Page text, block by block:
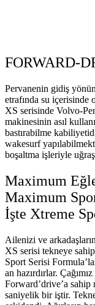
FORWARD-
Pervanenin gidiş
etrafında su
XS serisinde Volvo-
makinesinin asıl
bastırabilme
wakesurf
boşaltma işleriyle
Maximum
Maximum
İşte Xtreme
Ailenizi ve
XS serisi tekneye
Sport Serisi
an hazırdırlar.
Forward’drive’a
saniyelik bir iştir.